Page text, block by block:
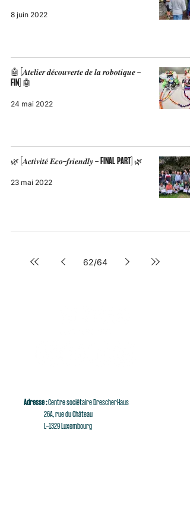
8 juin 2022
🤖 [𝑨𝒕𝒆𝒍𝒊𝒆𝒓 𝒅𝒆́𝒄𝒐𝒖𝒗𝒆𝒓𝒕𝒆 𝒅𝒆 𝒍𝒂 𝒓𝒐𝒃𝒐𝒕𝒊𝒒𝒖𝒆 -
FIN] 🤖
24 mai 2022
🌿 [𝑨𝒄𝒕𝒊𝒗𝒊𝒕𝒆́ 𝑬𝒄𝒐-𝒇𝒓𝒊𝒆𝒏𝒅𝒍𝒚 - FINAL PART] 🌿
23 mai 2022
62/64
Adresse :Centre sociétaire DrescherHaus
26A, rue du Château
L-1329 Luxembourg